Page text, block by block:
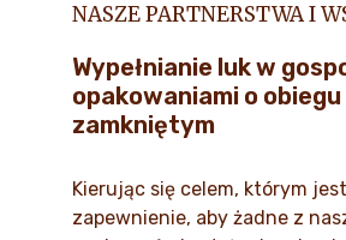
NASZE PARTNERSTWA I
Wypełnianie luk w
opakowaniami o obiegu
zamkniętym
Kierując się celem, którym jest
zapewnienie, aby żadne z